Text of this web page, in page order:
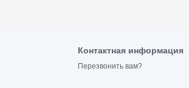
Контактная информация
Перезвонить вам?